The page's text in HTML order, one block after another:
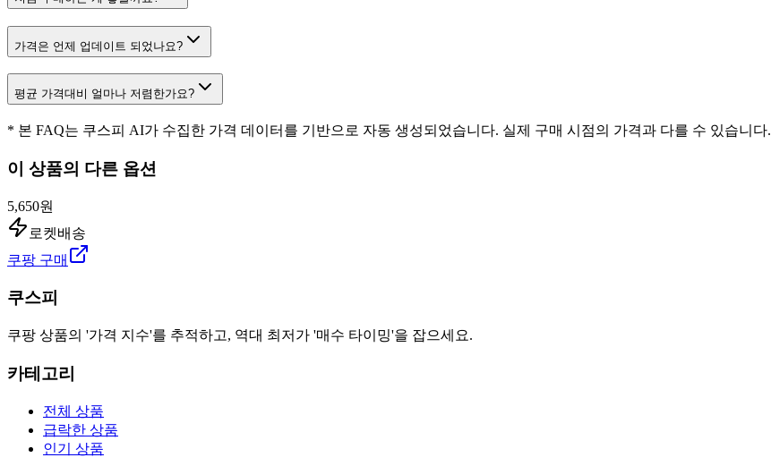
가격은 언제 업데이트 되었나요?
평균 가격대비 얼마나 저렴한가요?
* 본 FAQ는 쿠스피 AI가 수집한 가격 데이터를 기반으로 자동 생성되었습니다. 실제 구매 시점의 가격과 다를 수 있습니다.
이 상품의 다른 옵션
5,650원
로켓배송
쿠팡 구매
쿠스피
쿠팡 상품의 '가격 지수'를 추적하고, 역대 최저가 '매수 타이밍'을 잡으세요.
카테고리
전체 상품
급락한 상품
인기 상품